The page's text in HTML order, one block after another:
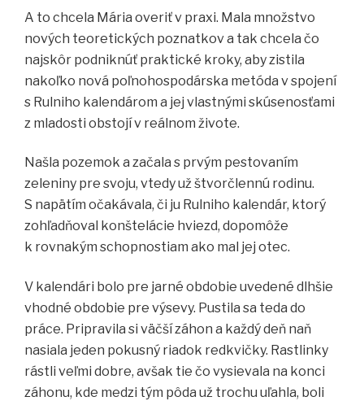
A to chcela Mária overiť v praxi. Mala množstvo
nových teoretických poznatkov a tak chcela čo
najskôr podniknúť praktické kroky, aby zistila
nakoľko nová poľnohospodárska metóda v spojení
s Rulniho kalendárom a jej vlastnými skúsenosťami
z mladosti obstojí v reálnom živote.
Našla pozemok a začala s prvým pestovaním
zeleniny pre svoju, vtedy už štvorčlennú rodinu.
S napätím očakávala, či ju Rulniho kalendár, ktorý
zohľadňoval konštelácie hviezd, dopomôže
k rovnakým schopnostiam ako mal jej otec.
V kalendári bolo pre jarné obdobie uvedené dlhšie
vhodné obdobie pre výsevy. Pustila sa teda do
práce. Pripravila si väčší záhon a každý deň naň
nasiala jeden pokusný riadok redkvičky. Rastlinky
rástli veľmi dobre, avšak tie čo vysievala na konci
záhonu, kde medzi tým pôda už trochu uľahla, boli